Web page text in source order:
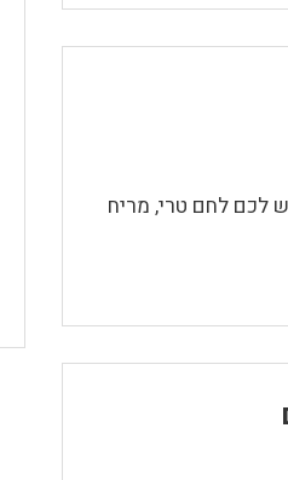
רק 5 רכיבים ויש לכם לחם טרי, מריח